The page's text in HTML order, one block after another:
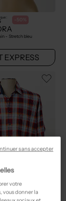
: -50%
- Stretch bleu
EXPRESS
votre
vous donner la
sans accepter